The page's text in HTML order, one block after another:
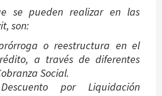
se pueden realizar en las
son:
o reestructura en el
a través de diferentes
Social.
por Liquidación